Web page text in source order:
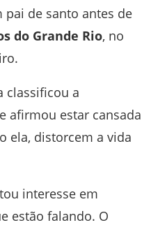
de santo antes de
do Grande Rio, no
classificou a
afirmou estar cansada
ela, distorcem a vida
interesse em
estão falando. O